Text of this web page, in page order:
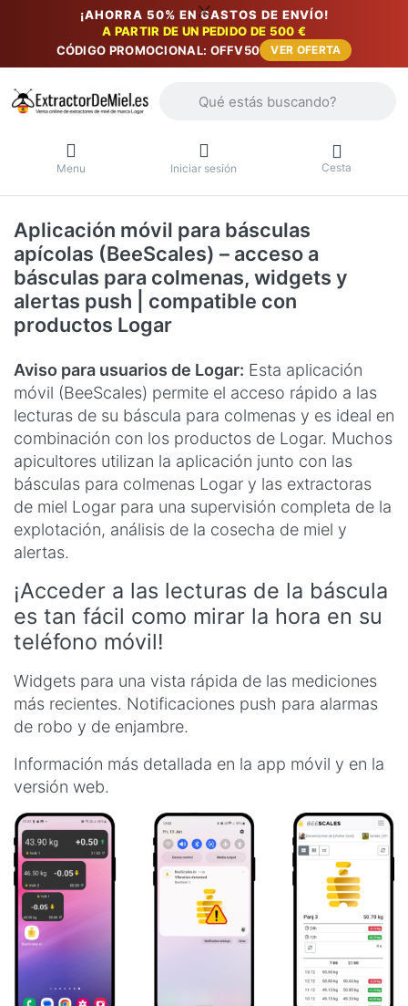
¡AHORRA 50% EN GASTOS DE ENVÍO!
A PARTIR DE UN PEDIDO DE 500 €
CÓDIGO PROMOCIONAL: OFFV50
VER OFERTA
Menu Iniciar sesión Cesta
Aplicación móvil para básculas
apícolas (BeeScales) – acceso a
básculas para colmenas, widgets y
alertas push | compatible con
productos Logar
Aviso para usuarios de Logar: Esta aplicación
móvil (BeeScales) permite el acceso rápido a las
lecturas de su báscula para colmenas y es ideal en
combinación con los productos de Logar. Muchos
apicultores utilizan la aplicación junto con las
básculas para colmenas Logar y las extractoras
de miel Logar para una supervisión completa de la
explotación, análisis de la cosecha de miel y
alertas.
¡Acceder a las lecturas de la báscula
es tan fácil como mirar la hora en su
teléfono móvil!
Widgets para una vista rápida de las mediciones
más recientes. Notificaciones push para alarmas
de robo y de enjambre.
Información más detallada en la app móvil y en la
versión web.